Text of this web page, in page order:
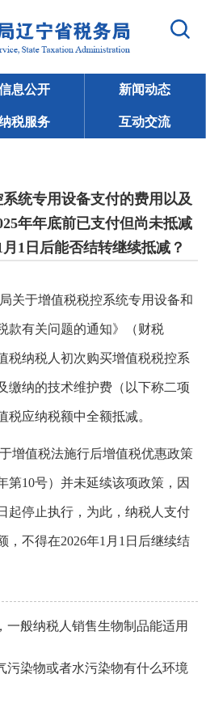
息公开 新闻动态
税服务 互动交流
统专用设备支付的费用以及
年年底前已支付但尚未抵减
1日后能否结转继续抵减？
关于增值税税控系统专用设备和
款有关问题的通知》（财税
税纳税人初次购买增值税税控系
缴纳的技术维护费（以下称二项
税应纳税额中全额抵减。
增值税法施行后增值税优惠政策
第10号）并未延续该项政策，因
起停止执行，为此，纳税人支付
，不得在2026年1月1日后继续结
一般纳税人销售生物制品能适用
污染物或者水污染物有什么环境